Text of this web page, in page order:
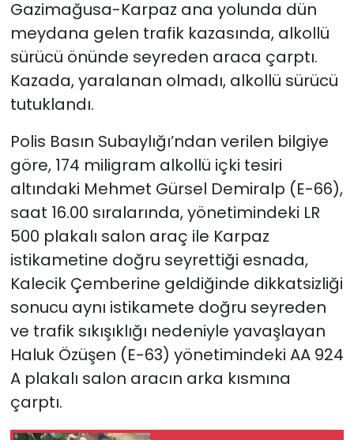
Gazimağusa-Karpaz ana yolunda dün
meydana gelen trafik kazasında, alkollü
sürücü önünde seyreden araca çarptı.
Kazada, yaralanan olmadı, alkollü sürücü
tutuklandı.
Polis Basın Subaylığı’ndan verilen bilgiye
göre, 174 miligram alkollü içki tesiri
altındaki Mehmet Gürsel Demiralp (E-66),
saat 16.00 sıralarında, yönetimindeki LR
500 plakalı salon araç ile Karpaz
istikametine doğru seyrettiği esnada,
Kalecik Çemberine geldiğinde dikkatsizliği
sonucu aynı istikamete doğru seyreden
ve trafik sıkışıklığı nedeniyle yavaşlayan
Haluk Özüşen (E-63) yönetimindeki AA 924
A plakalı salon aracın arka kısmına
çarptı.
SAĞLIK
Spor
TÜRKiYE
Video Galeri
YAŞAM
Yazarlar